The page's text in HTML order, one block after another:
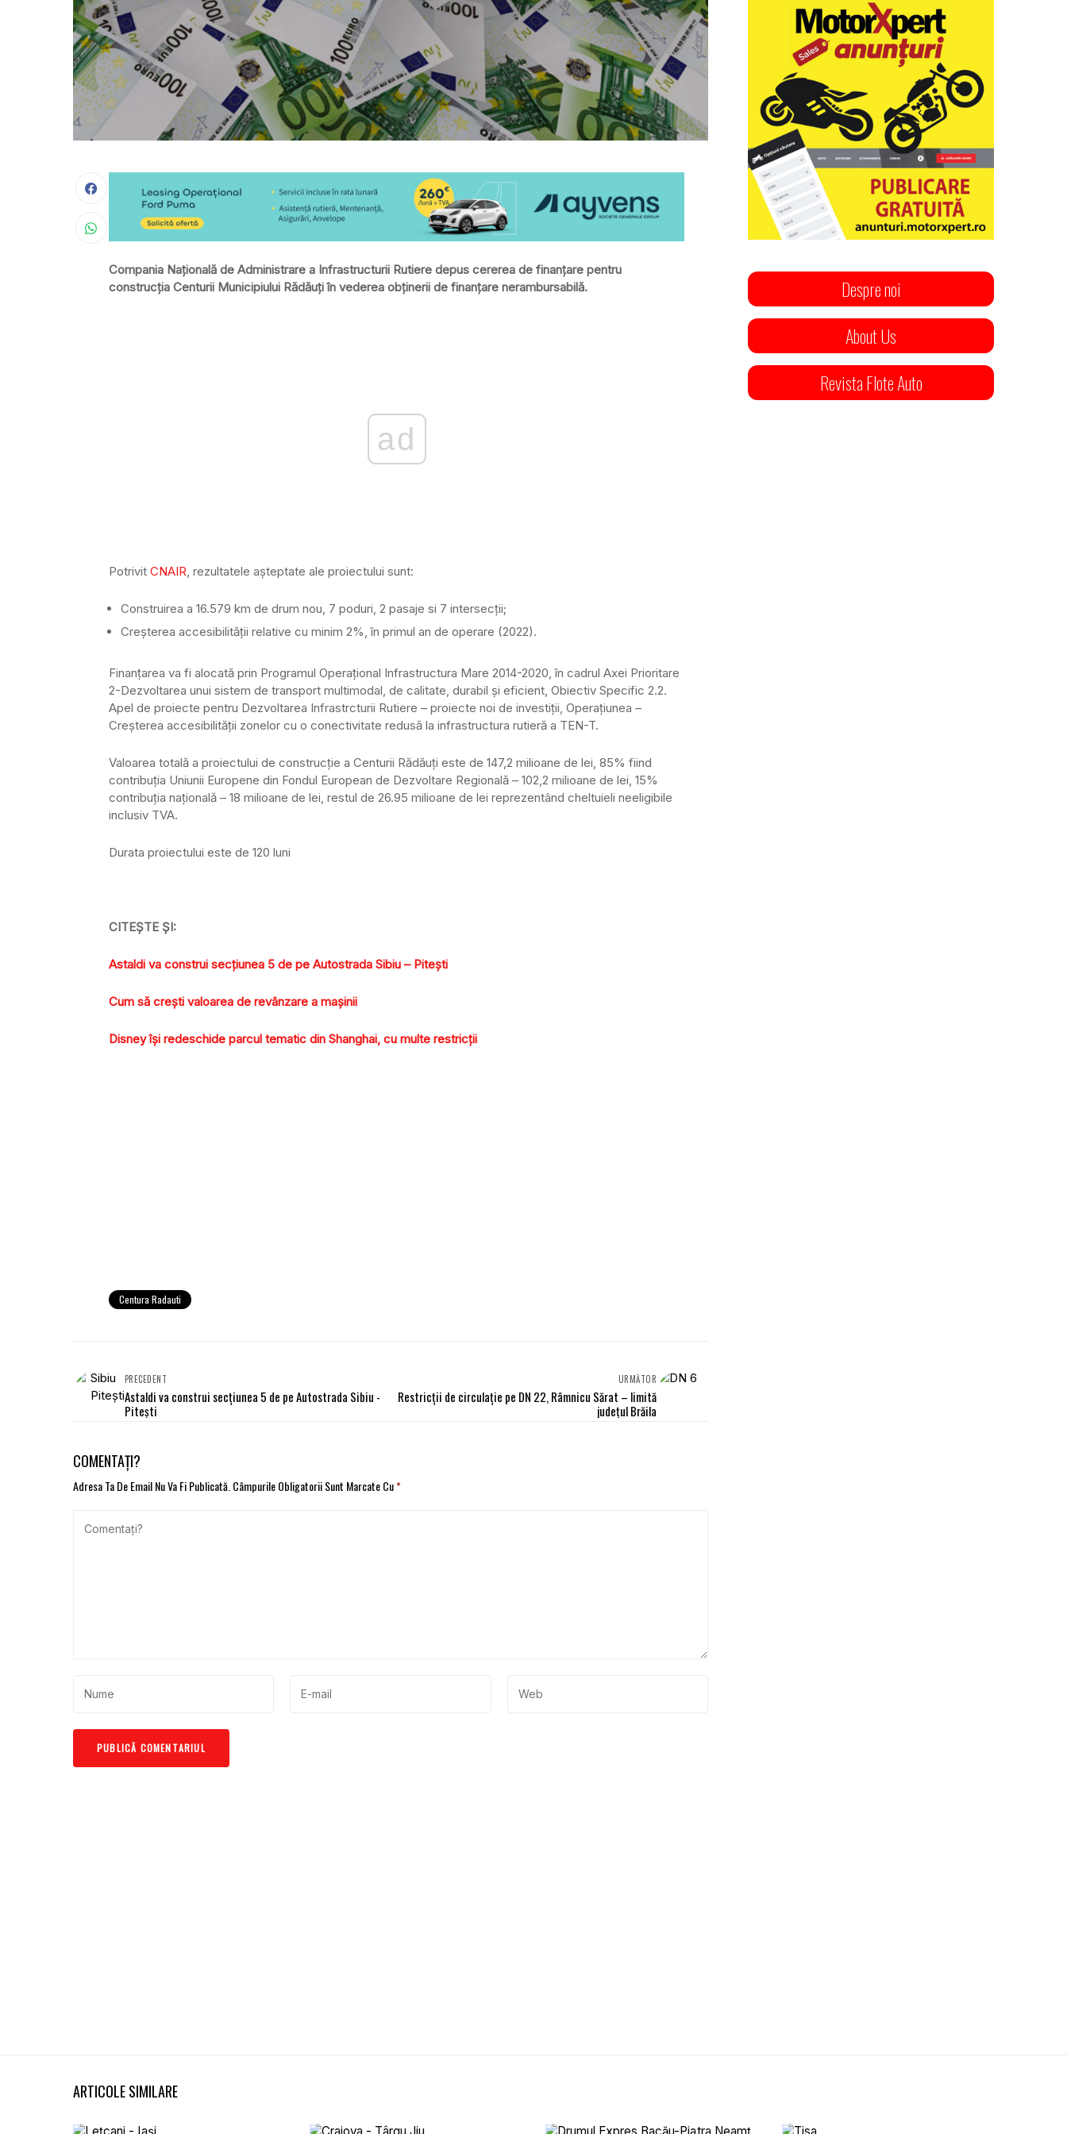
Compania Naţională de Administrare a Infrastructurii Rutiere depus cererea de finanţare pentru
construcţia Centurii Municipiului Rădăuţi în vederea obţinerii de finanţare nerambursabilă.
ad
Potrivit CNAIR, rezultatele aşteptate ale proiectului sunt:
Construirea a 16.579 km de drum nou, 7 poduri, 2 pasaje si 7 intersecţii;
Creşterea accesibilităţii relative cu minim 2%, în primul an de operare (2022).
Finanţarea va fi alocată prin Programul Operaţional Infrastructura Mare 2014-2020, în cadrul Axei Prioritare
2-Dezvoltarea unui sistem de transport multimodal, de calitate, durabil şi eficient, Obiectiv Specific 2.2.
Apel de proiecte pentru Dezvoltarea Infrastrcturii Rutiere – proiecte noi de investiţii, Operaţiunea –
Creşterea accesibilităţii zonelor cu o conectivitate redusă la infrastructura rutieră a TEN-T.
Valoarea totală a proiectului de construcţie a Centurii Rădăuţi este de 147,2 milioane de lei, 85% fiind
contribuţia Uniunii Europene din Fondul European de Dezvoltare Regională – 102,2 milioane de lei, 15%
contribuţia naţională – 18 milioane de lei, restul de 26.95 milioane de lei reprezentând cheltuieli neeligibile
inclusiv TVA.
Durata proiectului este de 120 luni
CITEŞTE ŞI:
Astaldi va construi secţiunea 5 de pe Autostrada Sibiu – Piteşti
Cum să crești valoarea de revânzare a mașinii
Disney îşi redeschide parcul tematic din Shanghai, cu multe restricţii
Centura Radauti
PRECEDENT
Astaldi va construi secţiunea 5 de pe Autostrada Sibiu -
Piteşti
URMĂTOR
Restricţii de circulaţie pe DN 22, Râmnicu Sărat – limită
judeţul Brăila
COMENTAȚI?
Adresa Ta De Email Nu Va Fi Publicată.Câmpurile Obligatorii Sunt Marcate Cu*
Despre noi
About Us
Revista Flote Auto
ARTICOLE SIMILARE